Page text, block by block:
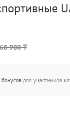
68 900 ₸
для участников